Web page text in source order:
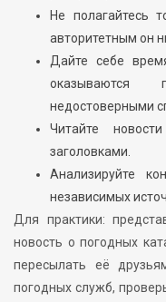
Не полагайтесь
авторитетным он
Дайте себе
оказываются
недостоверными
Читайте
заголовками.
Анализируйте
независимых
Для практики:
новость о погодных
пересылать её
погодных служб,